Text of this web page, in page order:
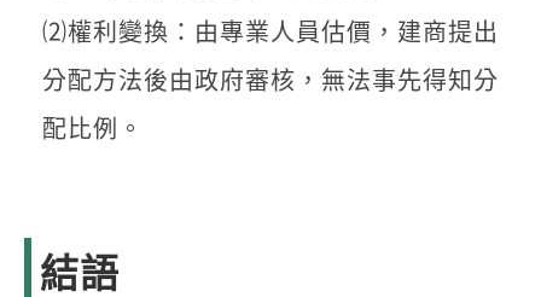
⑵權利變換：由專業人員估價，建商提出
分配方法後由政府審核，無法事先得知分
配比例。
結語